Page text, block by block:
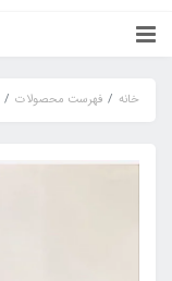
خانه فهرست محصولات